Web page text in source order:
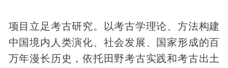
项目立足考古研究。以考古学理论、方法构建
中国境内人类演化、社会发展、国家形成的百
万年漫长历史，依托田野考古实践和考古出土